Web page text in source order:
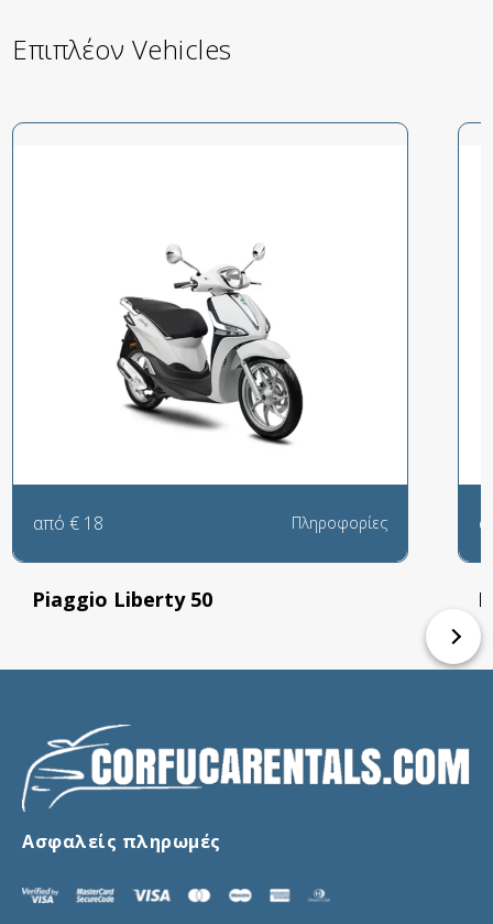
Επιπλέον Vehicles
από € 18 Πληροφορίες
Piaggio Liberty 50
Ασφαλείς πληρωμές